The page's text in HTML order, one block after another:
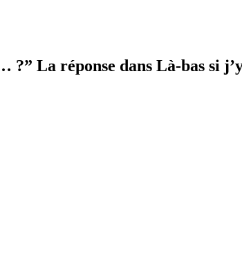
?” La réponse dans Là-bas si